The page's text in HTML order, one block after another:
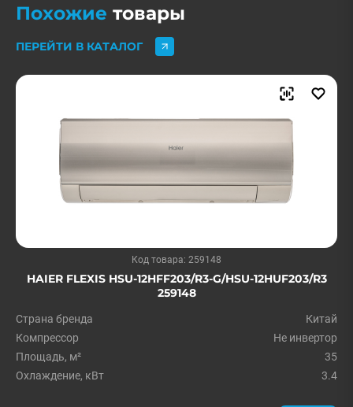
Похожие товары
ПЕРЕЙТИ В КАТАЛОГ
Код товара: 259148
HAIER FLEXIS HSU-12HFF203/R3-G/HSU-12HUF203/R3
259148
Страна бренда
Китай
Компрессор
Не инвертор
Площадь, м²
35
Охлаждение, кВт
3.4